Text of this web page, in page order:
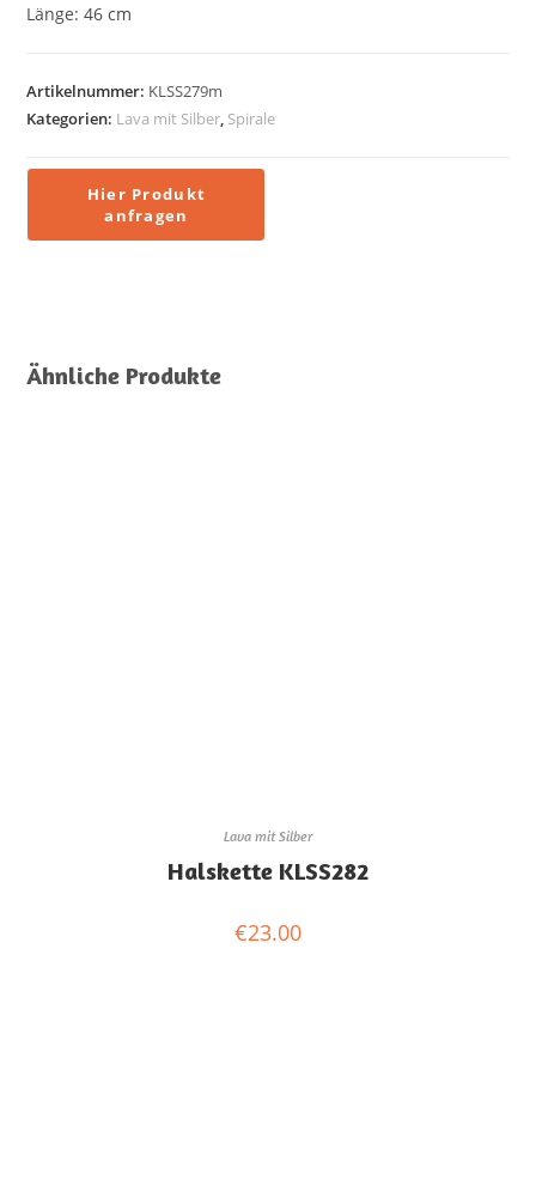
Länge: 46 cm
Artikelnummer: KLSS279m
Kategorien: Lava mit Silber, Spirale
Ähnliche Produkte
Lava mit Silber
Halskette KLSS282
€23.00